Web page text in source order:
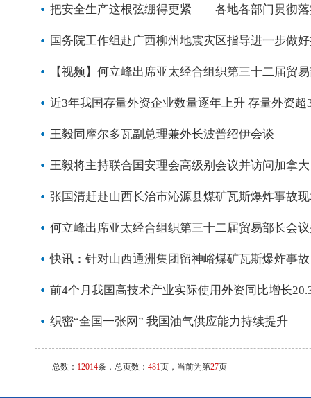
把安全生产这根弦绷得更紧——各地各部门贯彻
国务院工作组赴广西柳州地震灾区指导进一步做
【视频】何立峰出席亚太经合组织第三十二届贸
近3年我国存量外资企业数量逐年上升 存量外资超
王毅同摩尔多瓦副总理兼外长波普绍伊会谈
王毅将主持联合国安理会高级别会议并访问加拿大
张国清赶赴山西长治市沁源县煤矿瓦斯爆炸事故
何立峰出席亚太经合组织第三十二届贸易部长会
快讯：针对山西通洲集团留神峪煤矿瓦斯爆炸事
前4个月我国高技术产业实际使用外资同比增长
织密“全国一张网” 我国油气供应能力持续提升
总数： 12014条，总页数： 481页，当前为第27页